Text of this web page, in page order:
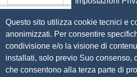
B7B70EB8AD
TRASVERSALI E
(PCTO) -
INCONTRO
STUDENTI A.S.
B7B957B4CC
LAMPADE DI
Questo sito utilizza cookie tecnici e
anonimizzati. Per consentire
condivisione e/o la visione di
installati, solo previo Suo consenso,
che consentono alla terza parte di